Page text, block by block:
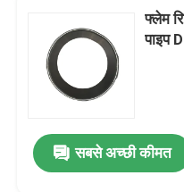
वीआर दिखाएँ
हमारे बारे में
फैक्टरी यात्रा
फ्लेम
पाइप
सबसे अच्छी कीमत